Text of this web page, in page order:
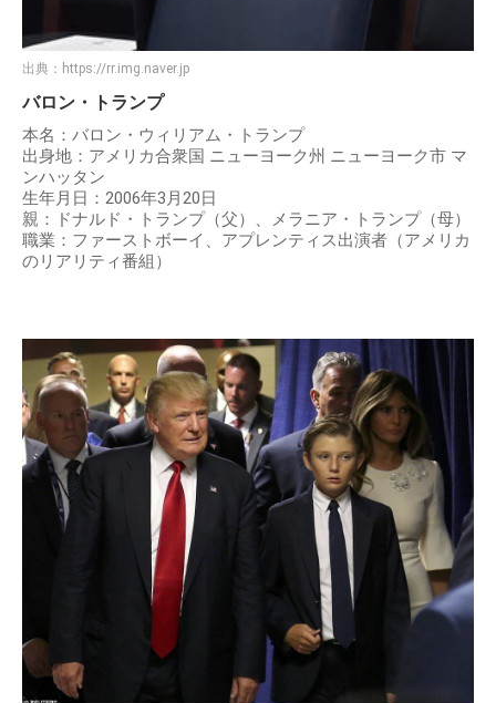
出典： https://rr.img.naver.jp
バロン・トランプ
本名：バロン・ウィリアム・トランプ
出身地：アメリカ合衆国 ニューヨーク州 ニューヨーク市 マ
ンハッタン
生年月日：2006年3月20日
親：ドナルド・トランプ（父）、メラニア・トランプ（母）
職業：ファーストボーイ、アプレンティス出演者（アメリカ
のリアリティ番組）